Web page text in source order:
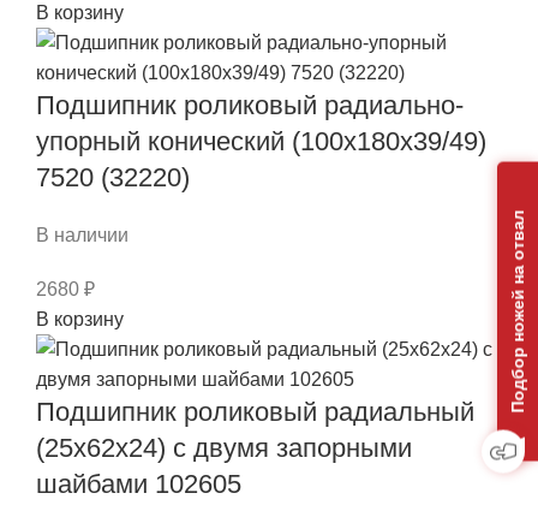
роликовый
радиально-
упорный
конический
(40x68x16/19)
2007108
В корзину
Подшипник роликовый радиально-
упорный конический (100x180x39/49)
7520 (32220)
В наличии
2680 ₽
Количество
товара
Подшипник
роликовый
радиально-
упорный
конический
В корзину
Подшипник роликовый радиальный
(25x62x24) с двумя запорными
шайбами 102605
Подбор ножей на отвал